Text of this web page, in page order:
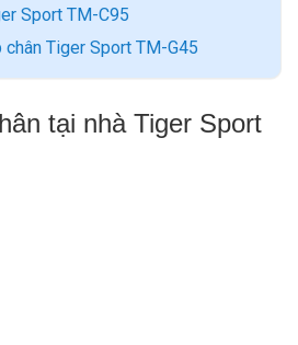
Sport TM-C95
Tiger Sport TM-G45
tại nhà Tiger Sport